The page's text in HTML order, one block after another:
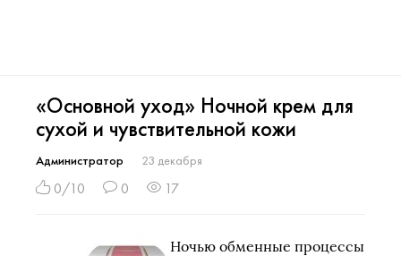
«Основной уход» Ночной крем для
сухой и чувствительной кожи
Администратор 23 декабря
0/10 0 17
Ночью обменные процессы